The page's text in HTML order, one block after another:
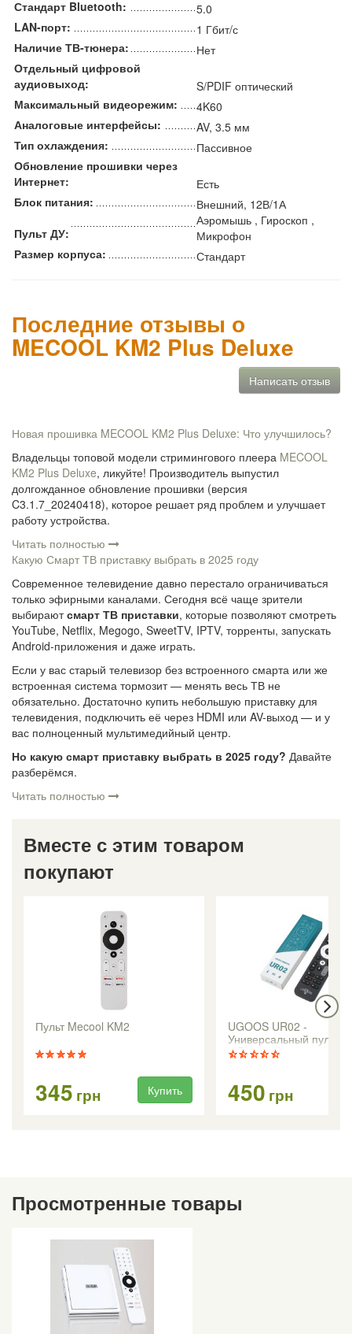
Стандарт Bluetooth:
5.0
LAN-порт:
1 Гбит/с
Наличие ТВ-тюнера:
Нет
Отдельный цифровой
аудиовыход:
S/PDIF оптический
Максимальный видеорежим:
4K60
Аналоговые интерфейсы:
AV, 3.5 мм
Тип охлаждения:
Пассивное
Обновление прошивки через
Интернет:
Есть
Блок питания:
Внешний, 12В/1А
Пульт ДУ:
Аэромышь , Гироскоп ,
Микрофон
Размер корпуса:
Стандарт
Последние отзывы о
MECOOL KM2 Plus Deluxe
Написать отзыв
Новая прошивка MECOOL KM2 Plus Deluxe: Что улучшилось?
Владельцы топовой модели стримингового плеера MECOOL
KM2 Plus Deluxe, ликуйте! Производитель выпустил
долгожданное обновление прошивки (версия
C3.1.7_20240418), которое решает ряд проблем и улучшает
работу устройства.
Читать полностью
Какую Смарт ТВ приставку выбрать в 2025 году
Современное телевидение давно перестало ограничиваться
только эфирными каналами. Сегодня всё чаще зрители
выбираютсмарт ТВ приставки, которые позволяют смотреть
YouTube, Netflix, Megogo, SweetTV, IPTV, торренты, запускать
Android-приложения и даже играть.
Если у вас старый телевизор без встроенного смарта или же
встроенная система тормозит — менять весь ТВ не
обязательно. Достаточно купить небольшую приставку для
телевидения, подключить её через HDMI или AV-выход — и у
вас полноценный мультимедийный центр.
Но какую смарт приставку выбрать в 2025 году? Давайте
разберёмся.
Читать полностью
Вместе с этим товаром
покупают
Пульт Mecool KM2
345 грн Купить
UGOOS UR02 -
Универсальный пульт
и Bluetooth
450 грн
Просмотренные товары